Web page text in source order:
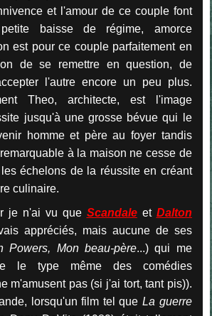
et l'amour de ce couple font
baisse de régime, amorce
est pour ce couple parfaitement en
de se remettre en question, de
l'autre encore un peu plus.
Theo, architecte, est l'image
jusqu'à une grosse bévue qui le
homme et père au foyer tandis
à la maison ne cesse de
échelons de la réussite en créant
culinaire.
je n'ai vu que Scandaleet Dalton
appréciés, mais aucune de ses
Powers, Mon beau-père...) qui me
le type même des comédies
m'amusent pas (si j'ai tort, tant pis)).
lorsqu'un film tel queLa guerre